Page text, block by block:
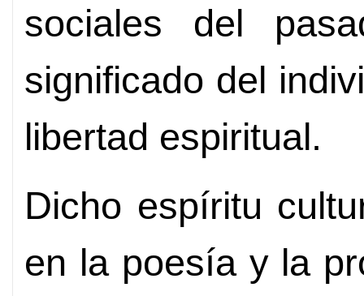
sociales del
significado del
libertad espiritual.
Dicho espíritu
en la poesía y la